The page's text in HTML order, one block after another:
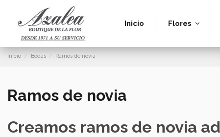
Inicio Flores
Inicio Bodas Ramos de novia
Ramos de novia
Creamos ramos de novia